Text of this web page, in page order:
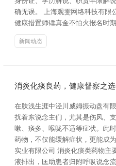
确无误。 上海观雯网络科技有限
健康措置师锤真金不怕火报名时
新闻动态
消炎化痰良药，健康督察之选
在肤浅生涯中泾川威姆振动盘有
扰着东说念主们，尤其是伤风、
嗽、痰多、喉咙不适等症状。此
药物，不仅能缓解症状，更能成
实业有限公司 消炎化痰类药物主
液排出，匡助患者归附呼吸说念